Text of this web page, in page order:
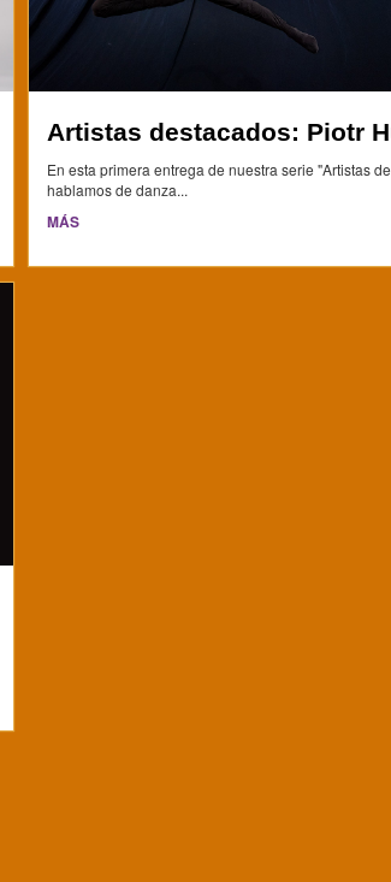
Artistas destacados: Piotr
En esta primera entrega de nuestra serie "Artistas
hablamos de danza...
MÁS